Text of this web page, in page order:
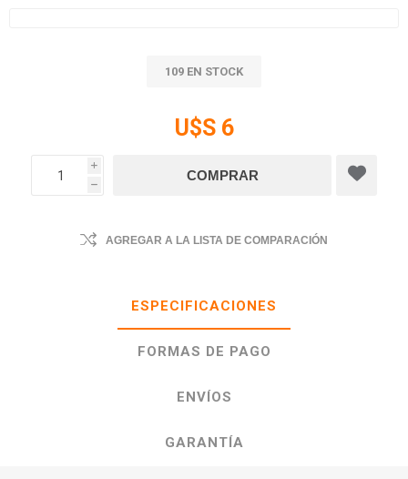
109 EN STOCK
U$S 6
i
h
AGREGAR A LA LISTA DE COMPARACIÓN
ESPECIFICACIONES
FORMAS DE PAGO
ENVÍOS
GARANTÍA